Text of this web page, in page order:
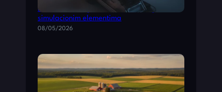
Kombinovane igre: akcione video igre sa
simulacionim elementima
08/05/2026